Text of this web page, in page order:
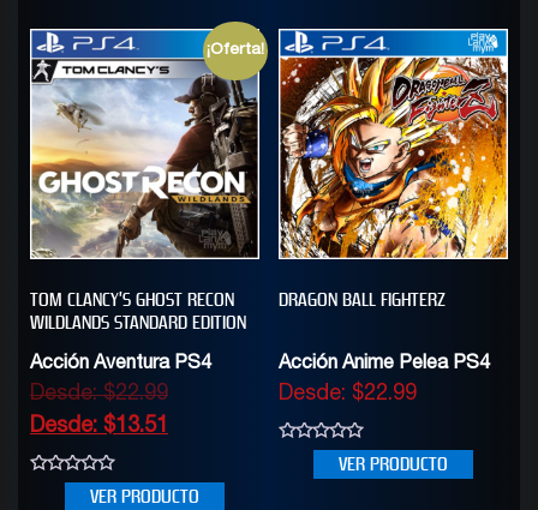
¡Oferta!
TOM CLANCY’S GHOST RECON
WILDLANDS STANDARD EDITION
Acción Aventura PS4
Desde:$22.99
Desde: $13.51
VER PRODUCTO
DRAGON BALL FIGHTERZ
Acción Anime Pelea PS4
Desde: $22.99
VER PRODUCTO